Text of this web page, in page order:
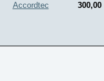
Accordtec
300,00